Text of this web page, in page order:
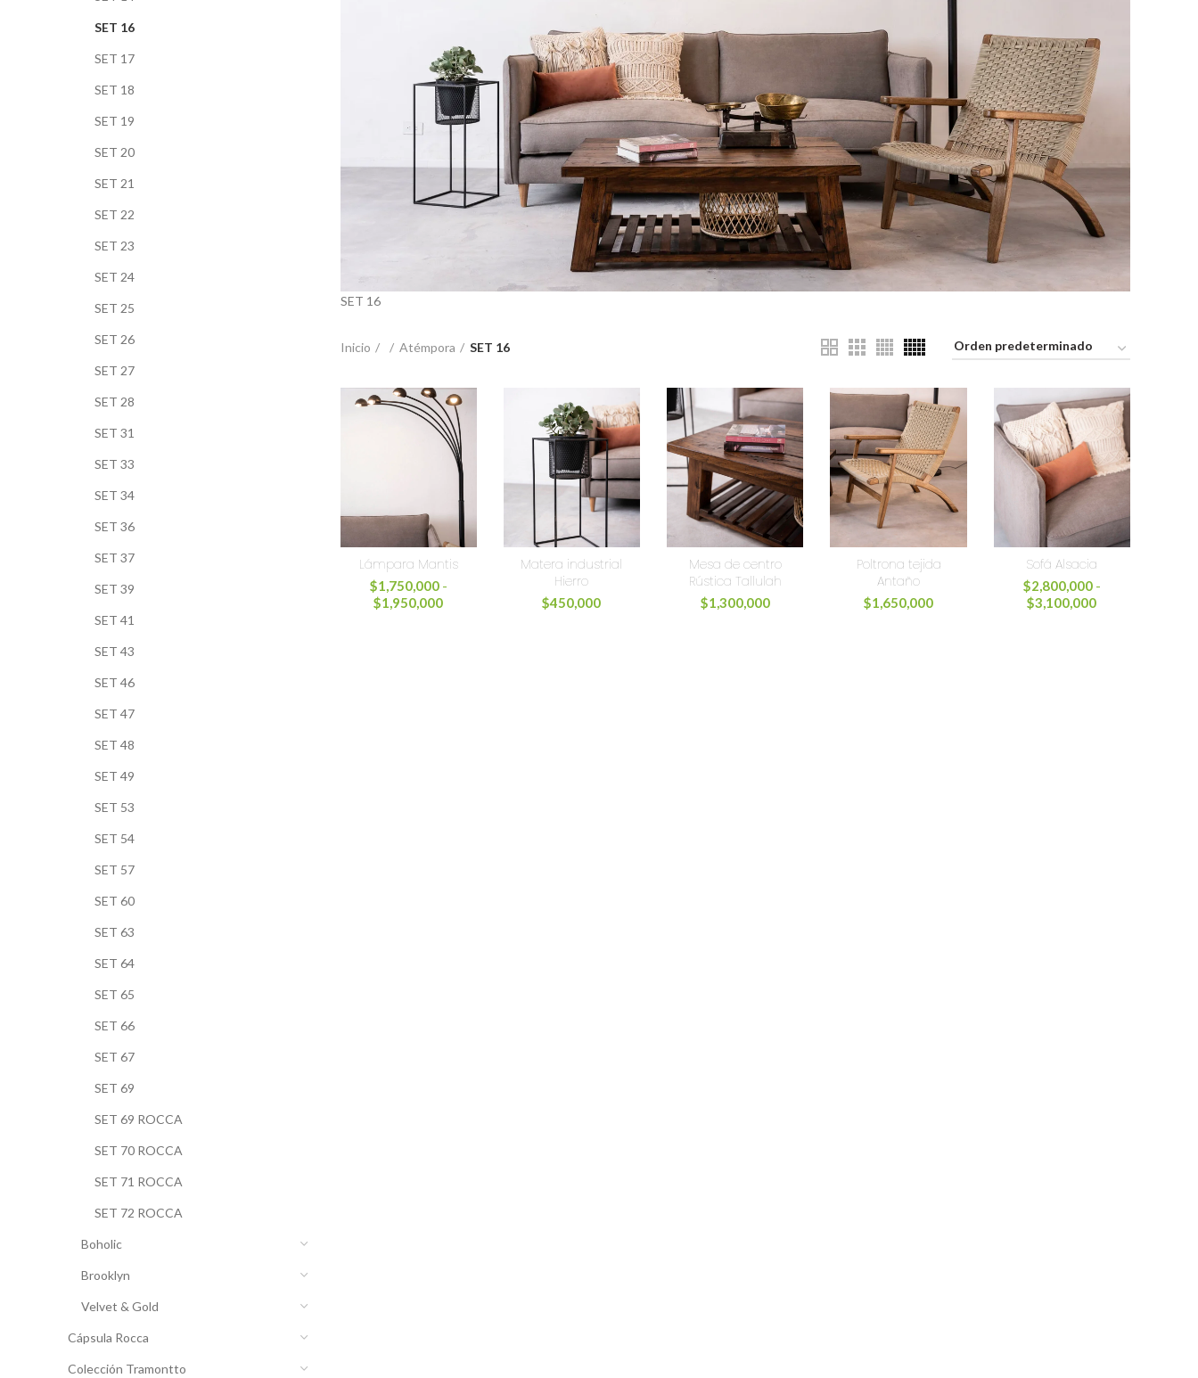
SET 16
SET 17
SET 18
SET 19
SET 20
SET 21
SET 22
SET 23
SET 24
SET 25
SET 26
SET 27
SET 28
SET 31
SET 33
SET 34
SET 36
SET 37
SET 39
SET 41
SET 43
SET 46
SET 47
SET 48
SET 49
SET 53
SET 54
SET 57
SET 60
SET 63
SET 64
SET 65
SET 66
SET 67
SET 69
SET 69 ROCCA
SET 70 ROCCA
SET 71 ROCCA
SET 72 ROCCA
Boholic
Brooklyn
Velvet & Gold
Cápsula Rocca
Colección Tramontto
SET 16
Inicio Atémpora SET 16
Lámpara Mantis
$1,750,000 -
$1,950,000
Matera industrial
Hierro
$450,000
Mesa de centro
Rústica Tallulah
$1,300,000
Poltrona tejida
Antaño
$1,650,000
Sofá Alsacia
$2,800,000 -
$3,100,000